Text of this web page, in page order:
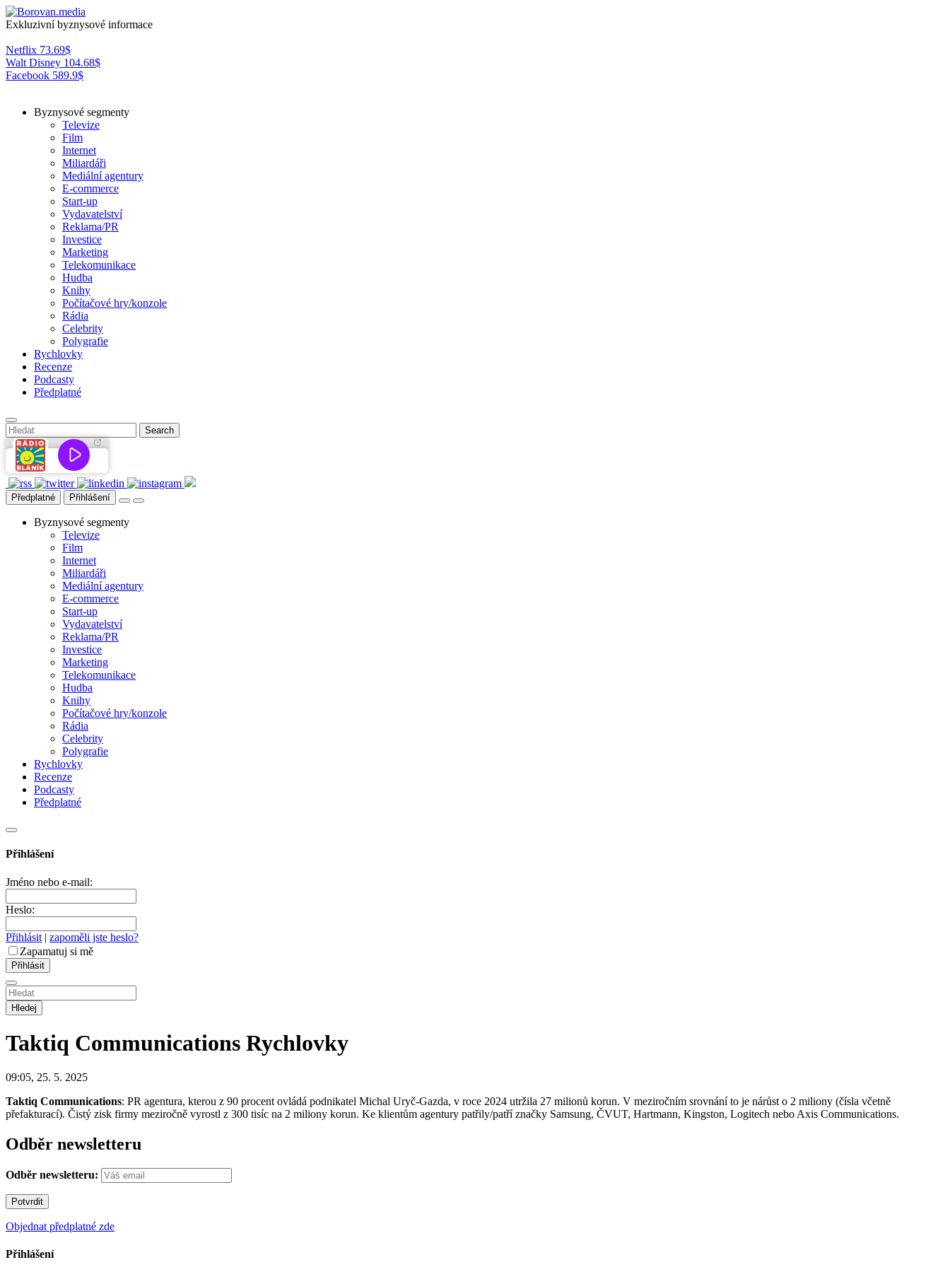
Exkluzivní byznysové informace
Netflix 73.69$
Walt Disney 104.68$
Facebook 589.9$
Byznysové segmenty
Televize
Film
Internet
Miliardáři
Mediální agentury
E-commerce
Start-up
Vydavatelství
Reklama/PR
Investice
Marketing
Telekomunikace
Hudba
Knihy
Počítačové hry/konzole
Rádia
Celebrity
Polygrafie
Rychlovky
Recenze
Podcasty
Předplatné
Předplatné Přihlášení
Byznysové segmenty
Televize
Film
Internet
Miliardáři
Mediální agentury
E-commerce
Start-up
Vydavatelství
Reklama/PR
Investice
Marketing
Telekomunikace
Hudba
Knihy
Počítačové hry/konzole
Rádia
Celebrity
Polygrafie
Rychlovky
Recenze
Podcasty
Předplatné
Přihlášení
Jméno nebo e-mail:
Heslo:
Přihlásit | zapoměli jste heslo?
Zapamatuj si mě
Hledej
Taktiq Communications Rychlovky
09:05, 25. 5. 2025
Taktiq Communications: PR agentura, kterou z 90 procent ovládá podnikatel Michal Uryč-Gazda, v roce 2024 utržila 27 milionů korun. V meziročním srovnání to je nárůst o 2 miliony (čísla včetně
přefakturací). Čistý zisk firmy meziročně vyrostl z 300 tisíc na 2 miliony korun. Ke klientům agentury patřily/patří značky Samsung, ČVUT, Hartmann, Kingston, Logitech nebo Axis Communications.
Odběr newsletteru
Odběr newsletteru:
Objednat předplatné zde
Přihlášení